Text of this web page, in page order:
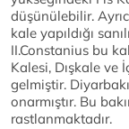
düşünülebilir.
kale yapıldığı
II.Constanius bu
Kalesi, Dışkale
gelmiştir.
onarmıştır. Bu
rastlanmaktadır.